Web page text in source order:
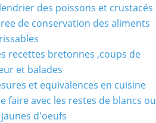
des poissons et crustacés
de conservation des aliments
recettes bretonnes ,coups de
et balades
et equivalences en cuisine
faire avec les restes de blancs ou
d'oeufs